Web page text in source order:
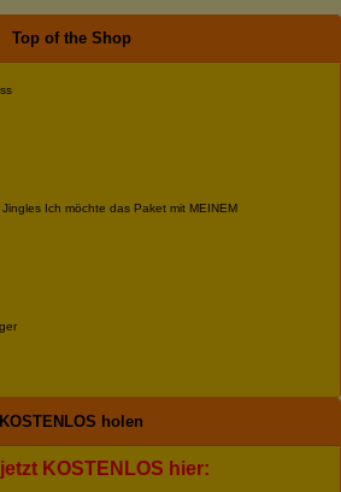
Top of the Shop
Ich möchte das Paket mit MEINEM
KOSTENLOS holen
KOSTENLOS hier: